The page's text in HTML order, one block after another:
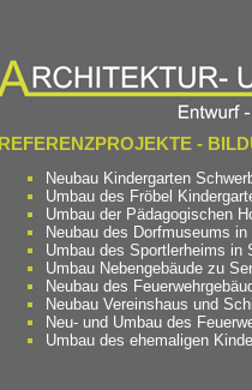
REFERENZPROJEKTE -
Neubau Kindergarten
Umbau des Fröbel
Umbau der Pädagogischen
Neubau des Dorfmuseums
Umbau des Sportlerheims in
Umbau Nebengebäude zu
Neubau des
Neubau Vereinshaus und
Neu- und Umbau des
Umbau des ehemaligen